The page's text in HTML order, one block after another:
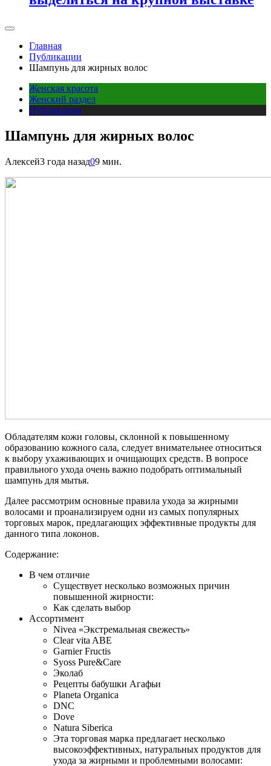
Главная
Публикации
Шампунь для жирных волос
Женская красота
Женский раздел
Публикации
Шампунь для жирных волос
Алексей3 года назад09 мин.
Обладателям кожи головы, склонной к повышенному
образованию кожного сала, следует внимательнее относиться
к выбору ухаживающих и очищающих средств. В вопросе
правильного ухода очень важно подобрать оптимальный
шампунь для мытья.
Далее рассмотрим основные правила ухода за жирными
волосами и проанализируем одни из самых популярных
торговых марок, предлагающих эффективные продукты для
данного типа локонов.
Содержание:
В чем отличие
Существует несколько возможных причин
повышенной жирности:
Как сделать выбор
Ассортимент
Nivea «Экстремальная свежесть»
Clear vita ABE
Garnier Fructis
Syoss Pure&Care
Эколаб
Рецепты бабушки Агафьи
Planeta Organica
DNC
Dove
Natura Siberica
Эта торговая марка предлагает несколько
высокоэффективных, натуральных продуктов для
ухода за жирными и проблемными волосами: